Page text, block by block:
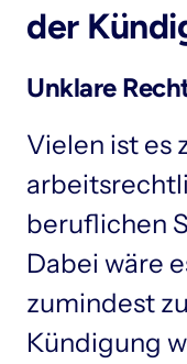
der
Unklare
Vielen ist es
beruflichen
Dabei wäre
zumindest
Kündigung